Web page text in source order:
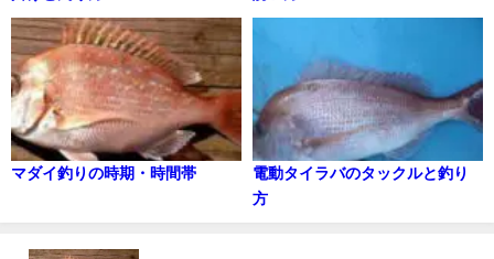
マダイ釣りの時期・時間帯
電動タイラバのタックルと釣り
方